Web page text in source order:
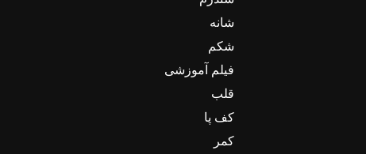
شانه
شکم
فیلم آموزشی
قلب
کف پا
کمر